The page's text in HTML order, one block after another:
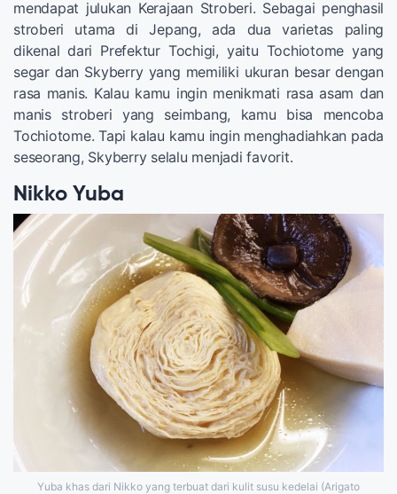
mendapat julukan Kerajaan Stroberi. Sebagai penghasil
stroberi utama di Jepang, ada dua varietas paling
dikenal dari Prefektur Tochigi, yaitu Tochiotome yang
segar dan Skyberry yang memiliki ukuran besar dengan
rasa manis. Kalau kamu ingin menikmati rasa asam dan
manis stroberi yang seimbang, kamu bisa mencoba
Tochiotome. Tapi kalau kamu ingin menghadiahkan pada
seseorang, Skyberry selalu menjadi favorit.
Nikko Yuba
Yuba khas dari Nikko yang terbuat dari kulit susu kedelai (Arigato